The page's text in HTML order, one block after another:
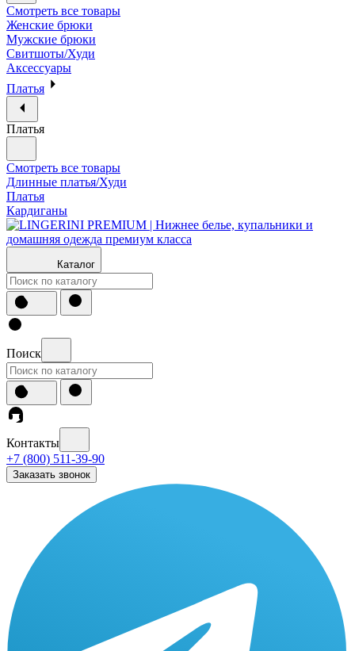
Смотреть все товары
Женские брюки
Мужские брюки
Свитшоты/Худи
Аксессуары
Платья
Платья
Смотреть все товары
Длинные платья/Худи
Платья
Кардиганы
Каталог
Поиск
Контакты
+7 (800) 511-39-90
Заказать звонок